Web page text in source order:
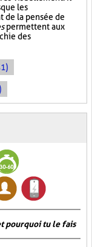
les
la pensée de
permettent aux
des
pourquoi tu le fais